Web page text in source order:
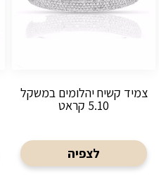
צמיד קשיח יהלומים במשקל
5.10 קראט
לצפיה